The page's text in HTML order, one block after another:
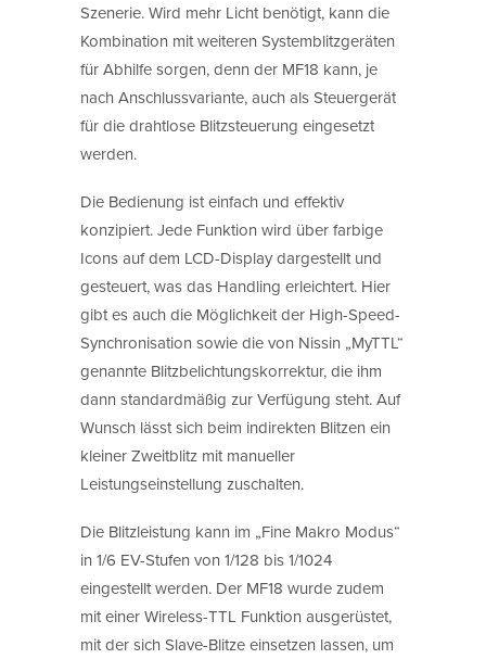
Szenerie. Wird mehr Licht benötigt, kann die
Kombination mit weiteren Systemblitzgeräten
für Abhilfe sorgen, denn der MF18 kann, je
nach Anschlussvariante, auch als Steuergerät
für die drahtlose Blitzsteuerung eingesetzt
werden.
Die Bedienung ist einfach und effektiv
konzipiert. Jede Funktion wird über farbige
Icons auf dem LCD-Display dargestellt und
gesteuert, was das Handling erleichtert. Hier
gibt es auch die Möglichkeit der High-Speed-
Synchronisation sowie die von Nissin „MyTTL“
genannte Blitzbelichtungskorrektur, die ihm
dann standardmäßig zur Verfügung steht. Auf
Wunsch lässt sich beim indirekten Blitzen ein
kleiner Zweitblitz mit manueller
Leistungseinstellung zuschalten.
Die Blitzleistung kann im „Fine Makro Modus“
in 1/6 EV-Stufen von 1/128 bis 1/1024
eingestellt werden. Der MF18 wurde zudem
mit einer Wireless-TTL Funktion ausgerüstet,
mit der sich Slave-Blitze einsetzen lassen, um